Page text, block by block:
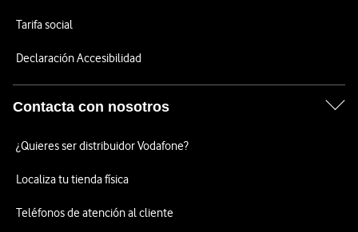
Tarifa social
Declaración Accesibilidad
Contacta con nosotros
¿Quieres ser distribuidor Vodafone?
Localiza tu tienda física
Teléfonos de atención al cliente